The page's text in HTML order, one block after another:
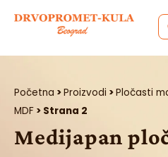
Početna >Proizvodi >Pločasti
MDF > Strana 2
Medijapan